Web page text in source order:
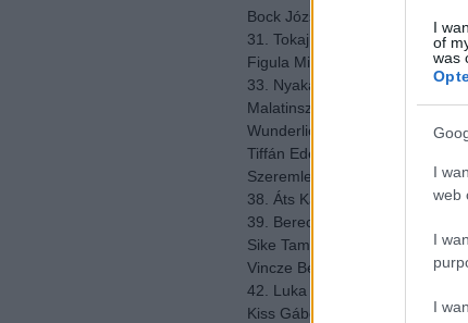
I
of
was
I
web
I
I
Bock József: 21
31. Tokaj Nobilis (Bárdos,
Figula Mihály: 20
33. Nyakas Pince: 18
Malatinszky Csaba: 18
Wunderlich Alajos: 18
Tiffán Ede és Zsolt: 18
Szeremley Huba: 18
38. Áts Károly (Royal Tokaji): 17
39. Berecz Stephanie (Kikelet):
Sike Tamás: 16
Vincze Béla: 16
42. Luka Enikő: 15
Kiss Gábor: 15